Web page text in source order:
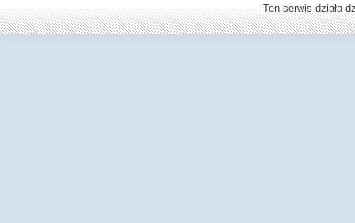
Ten serwis działa